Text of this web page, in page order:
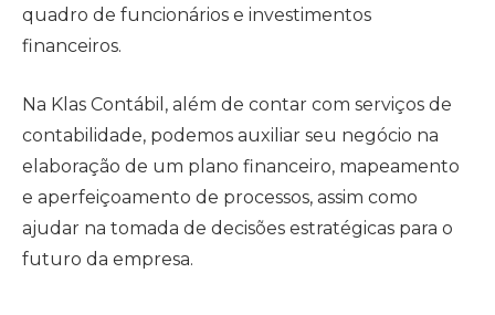
quadro de funcionários e investimentos
financeiros.
Na Klas Contábil, além de contar com serviços de
contabilidade, podemos auxiliar seu negócio na
elaboração de um plano financeiro, mapeamento
e aperfeiçoamento de processos, assim como
ajudar na tomada de decisões estratégicas para o
futuro da empresa.